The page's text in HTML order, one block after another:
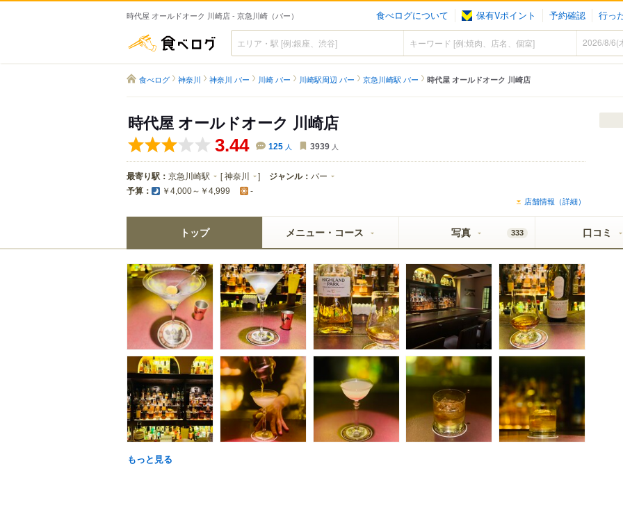
時代屋 オールドオーク 川崎店 - 京急川崎（バー） 食べログについて 保有Vポイント 予約確認 行っ
食べログ
食べログ 神奈川 神奈川 バー 川崎 バー 川崎駅周辺 バー 京急川崎駅 バー 時代屋 オールドオーク 川崎店
時代屋 オールドオーク 川崎店
3.44 125 人 3939 人
最寄り駅： 京急川崎駅 [神奈川 ] ジャンル： バー
予算： ￥4,000～￥4,999 -
店舗情報（詳細）
トップ メニュー・コース 写真 333 口コミ
もっと見る